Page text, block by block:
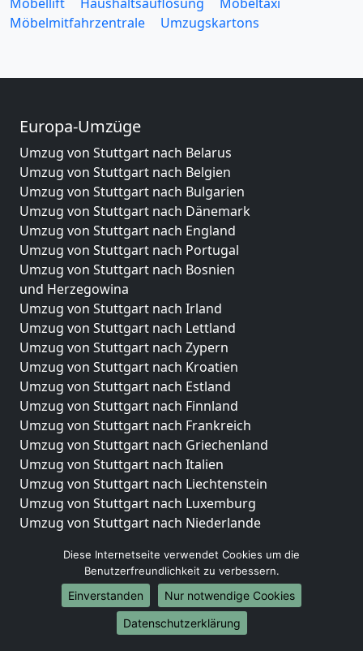
Möbelmitfahrzentrale
Umzugskartons
Europa-Umzüge
Umzug von Stuttgart nach Belarus
Umzug von Stuttgart nach Belgien
Umzug von Stuttgart nach Bulgarien
Umzug von Stuttgart nach Dänemark
Umzug von Stuttgart nach England
Umzug von Stuttgart nach Portugal
Umzug von Stuttgart nach Bosnien
und Herzegowina
Umzug von Stuttgart nach Irland
Umzug von Stuttgart nach Lettland
Umzug von Stuttgart nach Zypern
Umzug von Stuttgart nach Kroatien
Umzug von Stuttgart nach Estland
Umzug von Stuttgart nach Finnland
Umzug von Stuttgart nach Frankreich
Umzug von Stuttgart nach Griechenland
Umzug von Stuttgart nach Italien
Umzug von Stuttgart nach Liechtenstein
Umzug von Stuttgart nach Luxemburg
Umzug von Stuttgart nach Niederlande
Umzüge-Deutschlandweit
Umzug von Stuttgart nach Berlin
Umzug von Stuttgart nach Hamburg
Umzug von Stuttgart nach München
Diese Internetseite verwendet Cookies um die
Benutzerfreundlichkeit zu verbessern.
Einverstanden
Nur notwendige Cookies
Datenschutzerklärung